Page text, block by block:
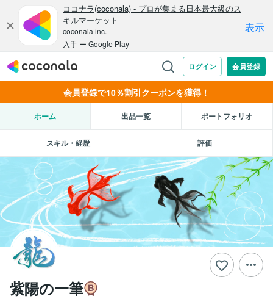
会員登録で10％割引クーポンを獲得！
ホーム 出品一覧 ポートフォリオ
スキル・経歴 評価
紫陽の一筆